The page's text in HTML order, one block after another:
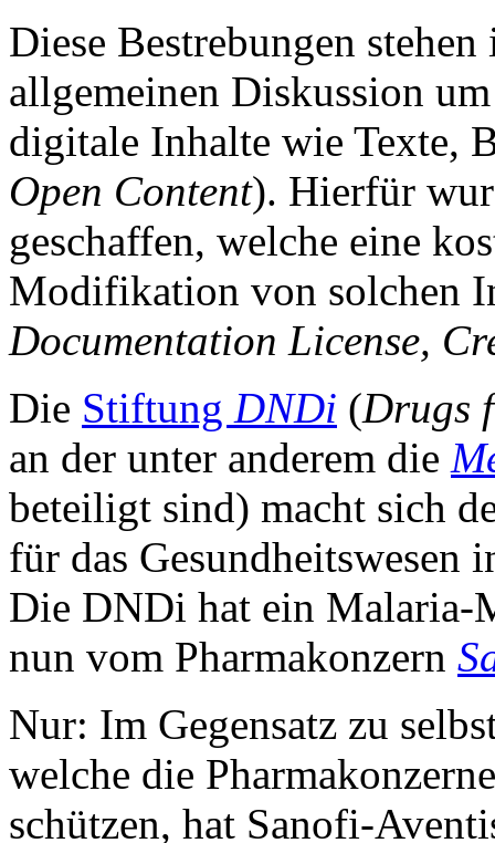
Diese Bestrebungen
allgemeinen Diskussion
digitale Inhalte wie Texte,
Open Content). Hierfür
geschaffen, welche eine
Modifikation von solchen
Documentation License,
Die Stiftung DNDi (Drugs
an der unter anderem die
beteiligt sind) macht sich
für das Gesundheitswesen
Die DNDi hat ein Malaria-
nun vom Pharmakonzern
Nur: Im Gegensatz zu
welche die
schützen, hat Sanofi-